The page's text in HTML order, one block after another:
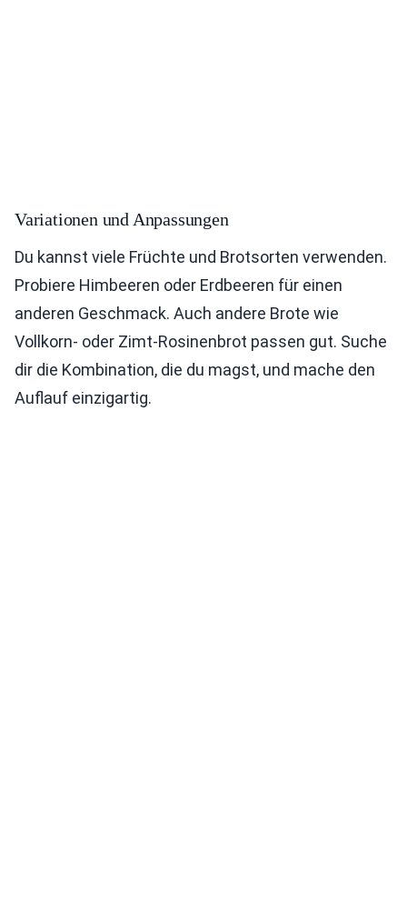
Variationen und Anpassungen
Du kannst viele Früchte und Brotsorten verwenden.
Probiere Himbeeren oder Erdbeeren für einen
anderen Geschmack. Auch andere Brote wie
Vollkorn- oder Zimt-Rosinenbrot passen gut. Suche
dir die Kombination, die du magst, und mache den
Auflauf einzigartig.